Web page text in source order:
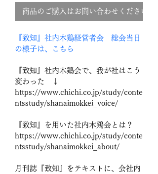
商品のご購入はお問い合わせください
『致知』社内木鶏経営者会　総会当日
の様子は、こちら
『致知』社内木鶏会で、我が社はこう
変わった　↓
https://www.chichi.co.jp/study/conte
ntsstudy/shanaimokkei_voice/
『致知』を用いた社内木鶏会とは？
https://www.chichi.co.jp/study/conte
ntsstudy/shanaimokkei_about/
月刊誌『致知』をテキストに、会社内